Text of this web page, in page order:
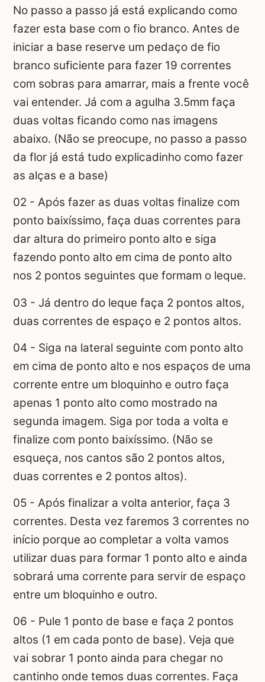
No passo a passo já está explicando como
fazer esta base com o fio branco. Antes de
iniciar a base reserve um pedaço de fio
branco suficiente para fazer 19 correntes
com sobras para amarrar, mais a frente você
vai entender. Já com a agulha 3.5mm faça
duas voltas ficando como nas imagens
abaixo. (Não se preocupe, no passo a passo
da flor já está tudo explicadinho como fazer
as alças e a base)
02 - Após fazer as duas voltas finalize com
ponto baixíssimo, faça duas correntes para
dar altura do primeiro ponto alto e siga
fazendo ponto alto em cima de ponto alto
nos 2 pontos seguintes que formam o leque.
03 - Já dentro do leque faça 2 pontos altos,
duas correntes de espaço e 2 pontos altos.
04 - Siga na lateral seguinte com ponto alto
em cima de ponto alto e nos espaços de uma
corrente entre um bloquinho e outro faça
apenas 1 ponto alto como mostrado na
segunda imagem. Siga por toda a volta e
finalize com ponto baixíssimo. (Não se
esqueça, nos cantos são 2 pontos altos,
duas correntes e 2 pontos altos).
05 - Após finalizar a volta anterior, faça 3
correntes. Desta vez faremos 3 correntes no
início porque ao completar a volta vamos
utilizar duas para formar 1 ponto alto e ainda
sobrará uma corrente para servir de espaço
entre um bloquinho e outro.
06 - Pule 1 ponto de base e faça 2 pontos
altos (1 em cada ponto de base). Veja que
vai sobrar 1 ponto ainda para chegar no
cantinho onde temos duas correntes. Faça